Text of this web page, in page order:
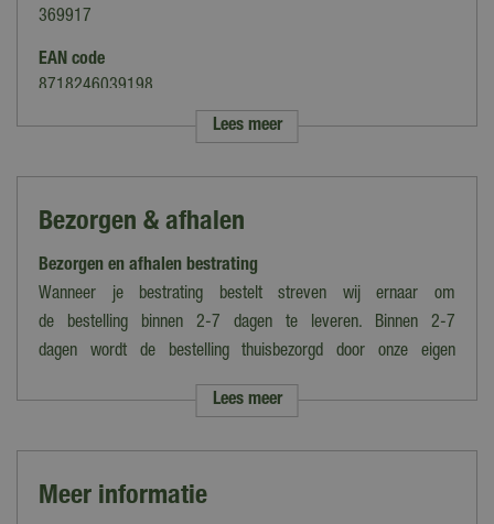
369917
EAN code
8718246039198
Merk
Antraciet, Rood
Gewicht
25 kg per zak
Fijn
25 kg
Lees meer
Bezorgen & afhalen
Bezorgen en afhalen bestrating
Wanneer je bestrating bestelt streven wij ernaar om
de bestelling binnen 2-7 dagen te leveren. Binnen 2-7
dagen wordt de bestelling thuisbezorgd door onze eigen
Let op: de verzendkosten variëren van tarief i.v.m. grootte en het
kosten.
Lees meer
Meer informatie